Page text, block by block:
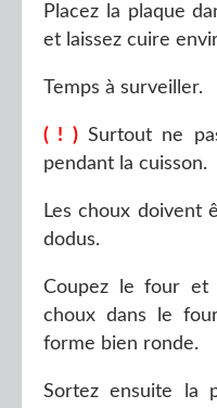
Placez la plaque
et laissez cuire
Temps à surveiller.
( ! ) Surtout ne
pendant la cuisson.
Les choux doivent
dodus.
Coupez le four et
choux dans le
forme bien ronde.
Sortez ensuite la